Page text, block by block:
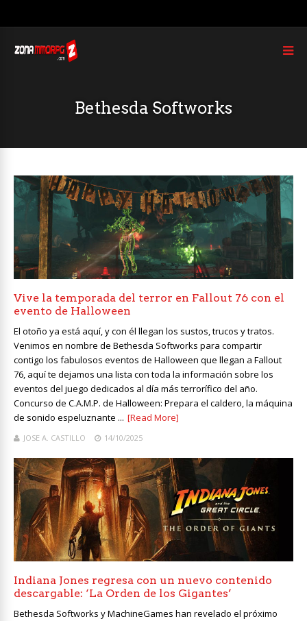
Bethesda Softworks
Vive la temporada del terror en Fallout 76 con el
evento de Halloween
El otoño ya está aquí, y con él llegan los sustos, trucos y tratos.
Venimos en nombre de Bethesda Softworks para compartir
contigo los fabulosos eventos de Halloween que llegan a Fallout
76, aquí te dejamos una lista con toda la información sobre los
eventos del juego dedicados al día más terrorífico del año.
Concurso de C.A.M.P. de Halloween: Prepara el caldero, la máquina
de sonido espeluznante ... [Read More]
JOSE A. CASTILLO 14/10/2025
Indiana Jones regresa con un nuevo contenido
descargable: ‘La Orden de los Gigantes’
Bethesda Softworks y MachineGames han revelado el próximo